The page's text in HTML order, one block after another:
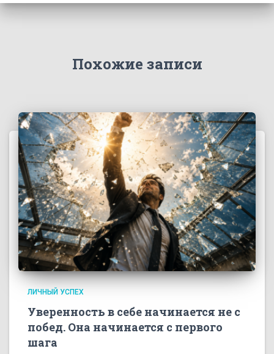
Похожие записи
ЛИЧНЫЙ УСПЕХ
Уверенность в себе начинается не с
побед. Она начинается с первого
шага